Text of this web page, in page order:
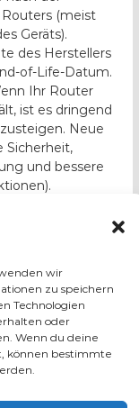
wir
zu speichern
Technologien
oder
Wenn du deine
können bestimmte
(meist
Geräts).
des Herstellers
of-Life-Datum.
Ihr Router
ist es dringend
Neue
Sicherheit,
und bessere
Router die
oder führen Sie
ein starkes,
(nicht das
unsicher sind,
beim